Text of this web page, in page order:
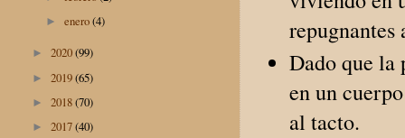
Dado que la
en un
al tacto.
►enero(4)
► 2020(99)
► 2019(65)
► 2018(70)
► 2017(40)